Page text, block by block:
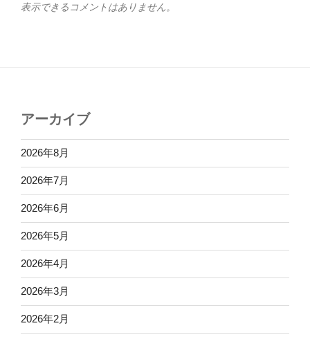
表示できるコメントはありません。
アーカイブ
2026年8月
2026年7月
2026年6月
2026年5月
2026年4月
2026年3月
2026年2月